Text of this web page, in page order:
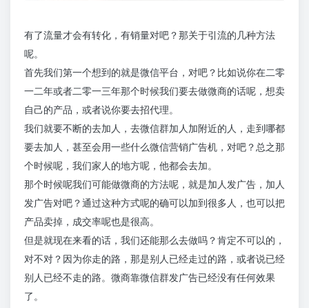
有了流量才会有转化，有销量对吧？那关于引流的几种方法
呢。
首先我们第一个想到的就是微信平台，对吧？比如说你在二零
一二年或者二零一三年那个时候我们要去做微商的话呢，想卖
自己的产品，或者说你要去招代理。
我们就要不断的去加人，去微信群加人加附近的人，走到哪都
要去加人，甚至会用一些什么微信营销广告机，对吧？总之那
个时候呢，我们家人的地方呢，他都会去加。
那个时候呢我们可能做微商的方法呢，就是加人发广告，加人
发广告对吧？通过这种方式呢的确可以加到很多人，也可以把
产品卖掉，成交率呢也是很高。
但是就现在来看的话，我们还能那么去做吗？肯定不可以的，
对不对？因为你走的路，那是别人已经走过的路，或者说已经
别人已经不走的路。微商靠微信群发广告已经没有任何效果
了。